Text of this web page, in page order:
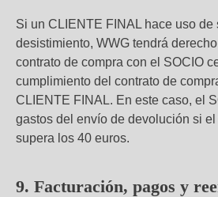
Si un CLIENTE FINAL hace uso
desistimiento, WWG tendrá
contrato de compra con el SOCIO
cumplimiento del contrato de
CLIENTE FINAL. En este caso, el
gastos del envío de devolución si
supera los 40 euros.
9. Facturación, pagos y